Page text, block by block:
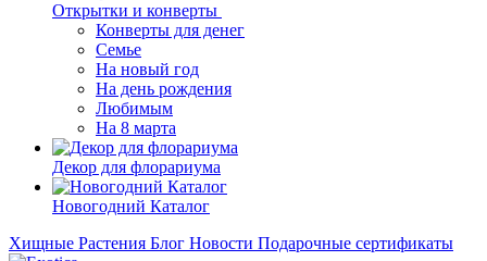
Открытки и конверты
Конверты для денег
Семье
На новый год
На день рождения
Любимым
На 8 марта
Декор для флорариума
Новогодний Каталог
Хищные Растения Блог Новости Подарочные сертификаты